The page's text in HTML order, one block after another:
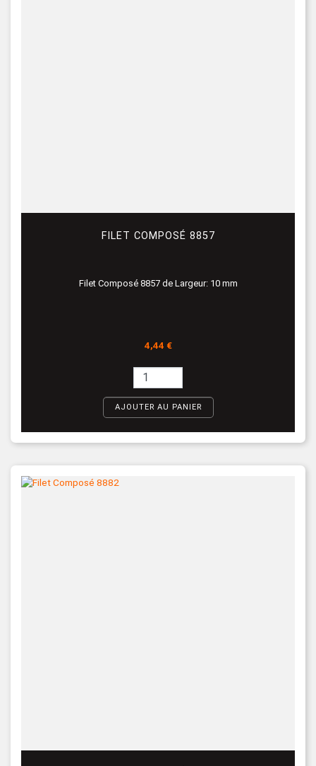
FILET COMPOSÉ 8857
Filet Composé 8857 de Largeur: 10 mm
Prix
4,44 €
AJOUTER AU PANIER